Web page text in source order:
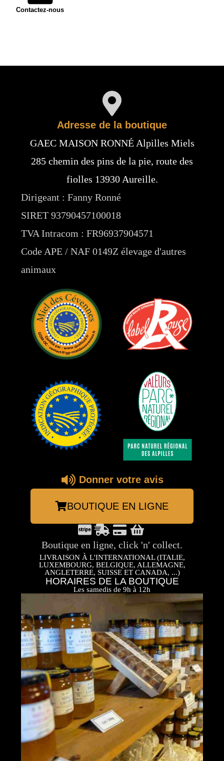
Contactez-nous
Adresse de la boutique
GAEC MAISON RONNÉ Alpilles Miels
285 chemin des pins de la pie, route des
fiolles 13930 Aureille.
Dirigeant : Fanny Ronné
SIRET 93790457100018
TVA Intracom : FR96937904571
Code APE / NAF 0149Z élevage d'autres
animaux
Donner votre avis
BOUTIQUE EN LIGNE
Boutique en ligne, click 'n' collect.
LIVRAISON À L'INTERNATIONAL (ITALIE,
LUXEMBOURG, BELGIQUE, ALLEMAGNE,
ANGLETERRE, SUISSE ET CANADA, ...)
HORAIRES DE LA BOUTIQUE
Les samedis de 9h à 12h